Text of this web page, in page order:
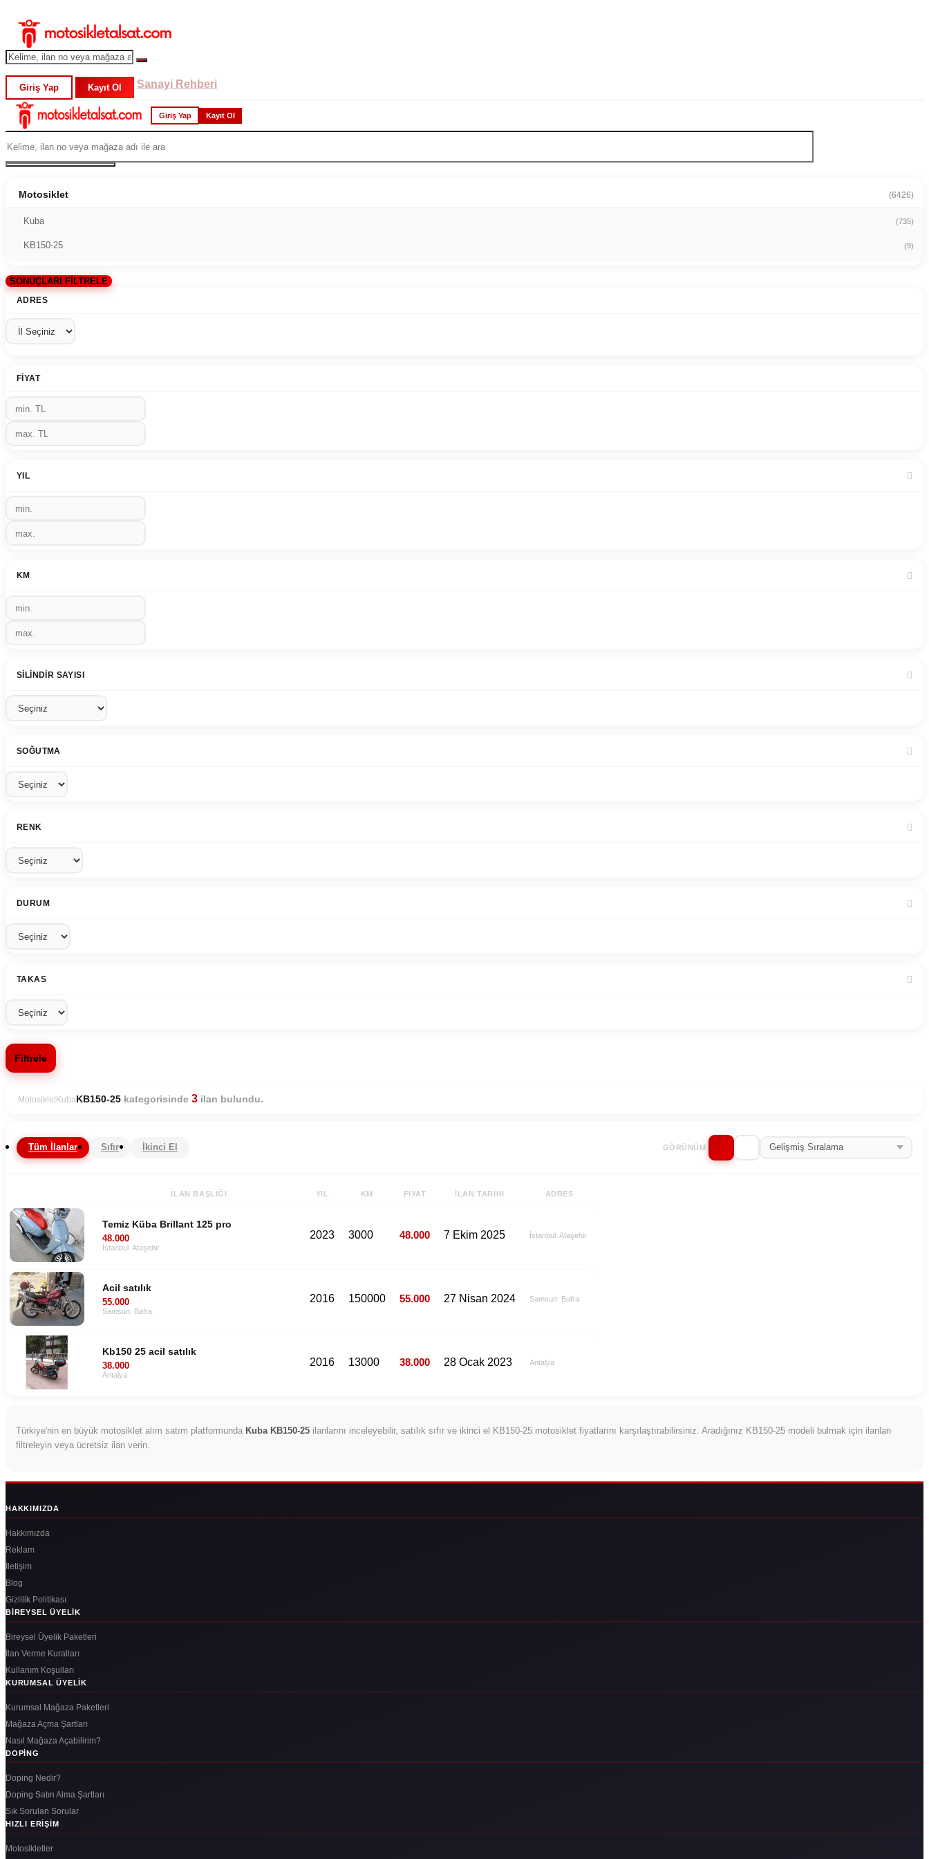
Giriş Yap Kayıt Ol Sanayi Rehberi
Giriş Yap Kayıt Ol
Motosiklet (6426)
Kuba (735)
KB150-25 (9)
SONUÇLARI FİLTRELE
ADRES
FIYAT
YIL
KM
SILINDIR SAYISI
SOĞUTMA
RENK
DURUM
TAKAS
Filtrele
MotosikletKuba KB150-25 kategorisinde 3 ilan bulundu.
Tüm İlanlar Sıfır İkinci El GÖRÜNÜM
İLAN BAŞLIĞI YIL KM FIYAT İLAN TARIHI ADRES
Temiz Küba Brillant 125 pro
48.000
İstanbul Ataşehir
2023 3000 48.000 7 Ekim 2025 İstanbul Ataşehir
Acil satılık
55.000
Samsun Bafra
2016 150000 55.000 27 Nisan 2024 Samsun Bafra
Kb150 25 acil satılık
38.000
Antalya
2016 13000 38.000 28 Ocak 2023 Antalya
Türkiye'nin en büyük motosiklet alım satım platformunda Kuba KB150-25 ilanlarını inceleyebilir, satılık sıfır ve ikinci el KB150-25 motosiklet fiyatlarını karşılaştırabilirsiniz. Aradığınız KB150-25 modeli bulmak için ilanları
filtreleyin veya ücretsiz ilan verin.
HAKKIMIZDA
Hakkımızda
Reklam
İletişim
Blog
Gizlilik Politikası
BIREYSEL ÜYELIK
Bireysel Üyelik Paketleri
İlan Verme Kuralları
Kullanım Koşulları
KURUMSAL ÜYELIK
Kurumsal Mağaza Paketleri
Mağaza Açma Şartları
Nasıl Mağaza Açabilirim?
DOPING
Doping Nedir?
Doping Satın Alma Şartları
Sık Sorulan Sorular
HIZLI ERIŞIM
Motosikletler